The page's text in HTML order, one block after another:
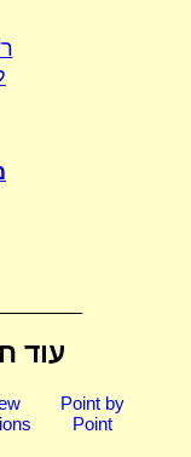
עוד
Point by
Point